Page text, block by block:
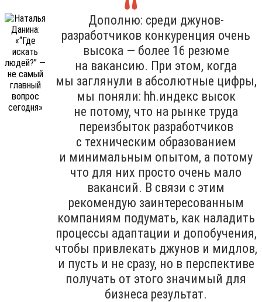
Дополню: среди джунов-
разработчиков конкуренция очень
высока — более 16 резюме
на вакансию. При этом, когда
мы заглянули в абсолютные цифры,
мы поняли: hh.индекс высок
не потому, что на рынке труда
переизбыток разработчиков
с техническим образованием
и минимальным опытом, а потому
что для них просто очень мало
вакансий. В связи с этим
рекомендую заинтересованным
компаниям подумать, как наладить
процессы адаптации и допобучения,
чтобы привлекать джунов и мидлов,
и пусть и не сразу, но в перспективе
получать от этого значимый для
бизнеса результат.